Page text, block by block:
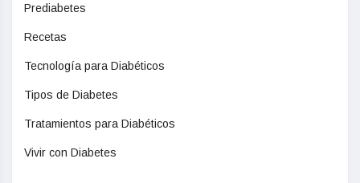
Prediabetes
Recetas
Tecnología para Diabéticos
Tipos de Diabetes
Tratamientos para Diabéticos
Vivir con Diabetes